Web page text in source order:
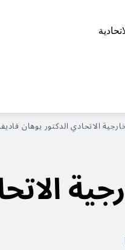
الاتحادي الدكتوريوهان